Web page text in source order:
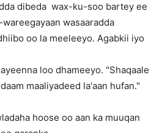
dibeda wax-ku-soo bartey ee
wasaaradda
oo la meeleeyo. Agabkii iyo
loo dhameeyo. "Shaqaale
maaliyadeed la'aan hufan."
hoose oo aan ka muuqan